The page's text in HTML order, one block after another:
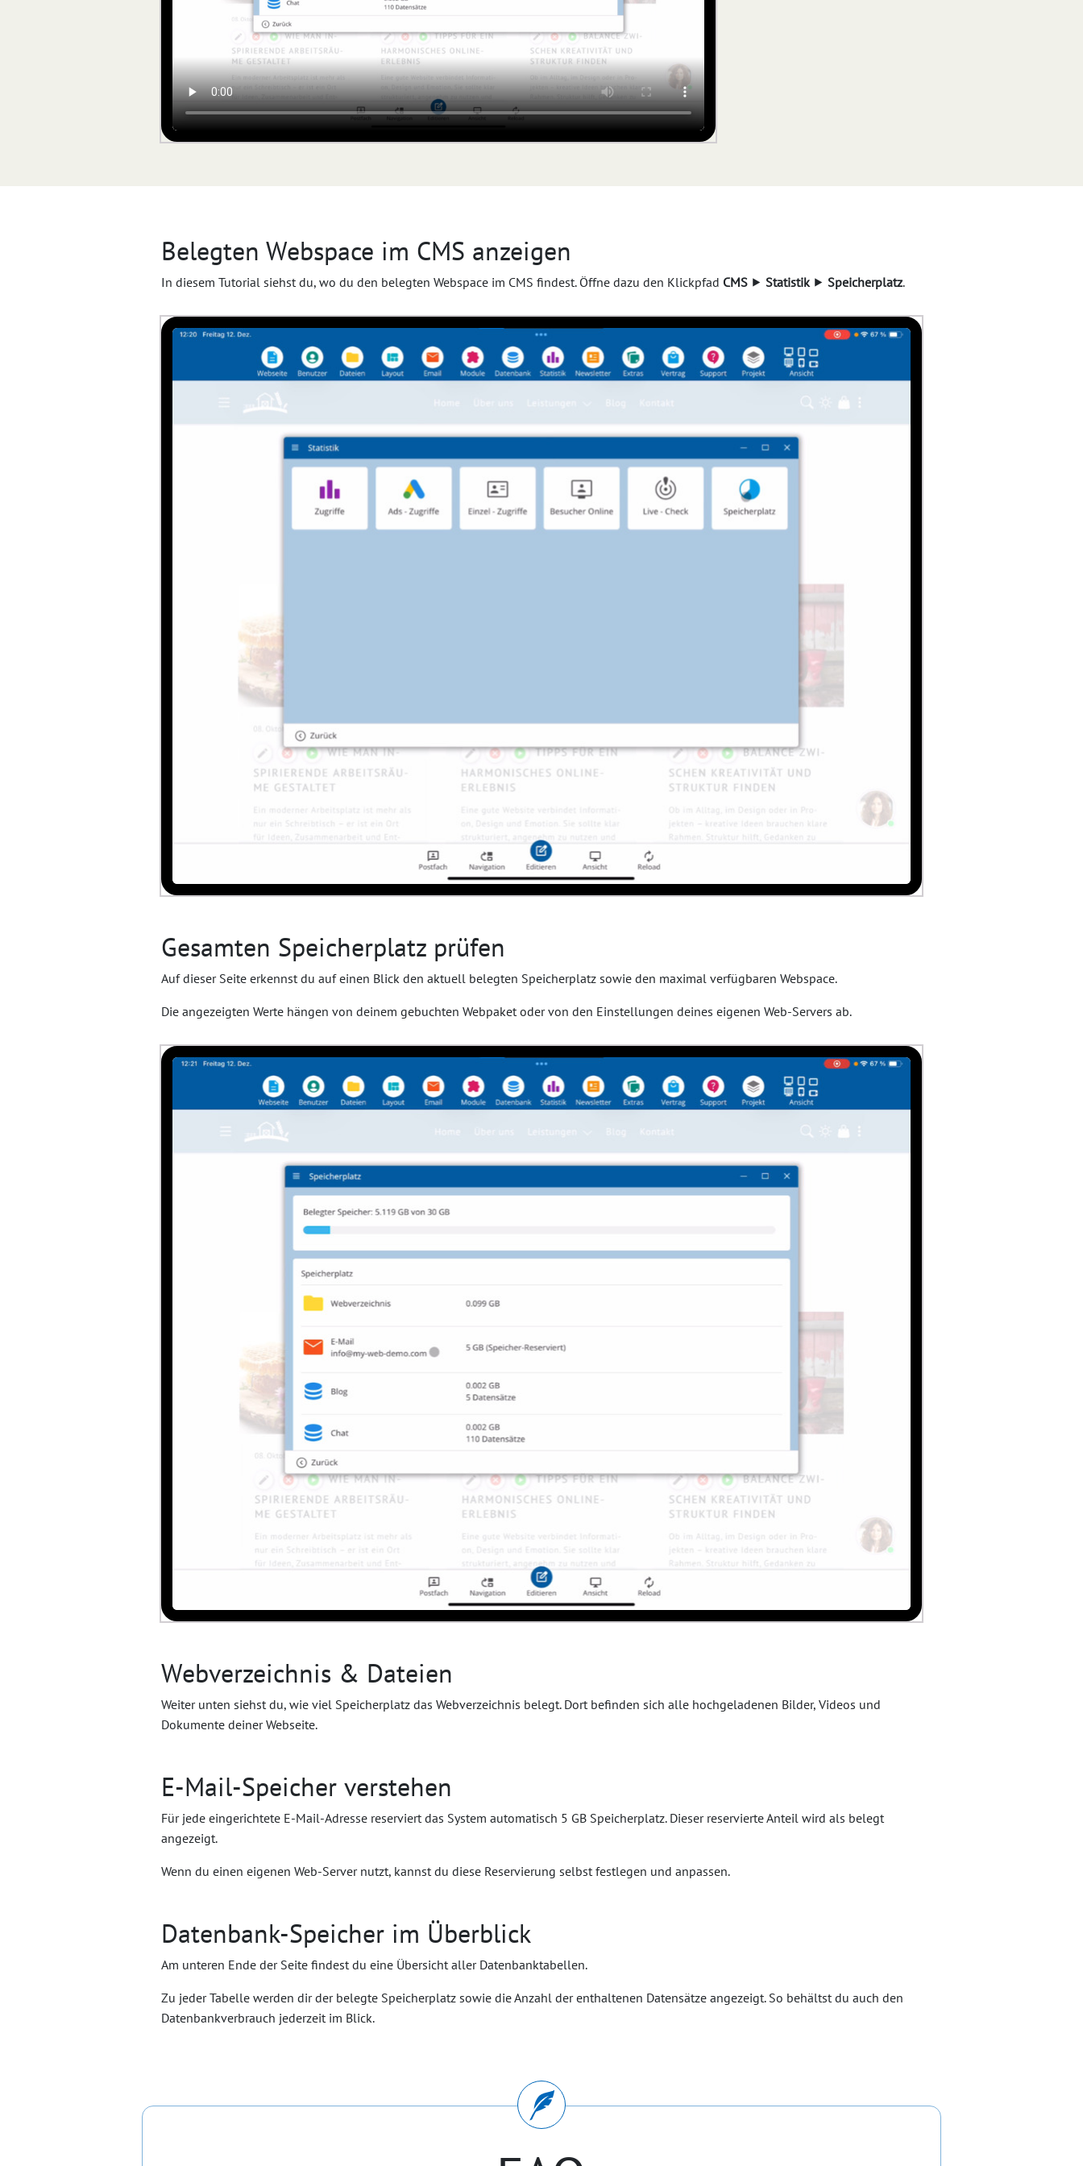
Belegten Webspace im CMS anzeigen
In diesem Tutorial siehst du, wo du den belegten Webspace im CMS findest. Öffne dazu den Klickpfad CMS ⯈ Statistik ⯈ Speicherplatz.
Gesamten Speicherplatz prüfen
Auf dieser Seite erkennst du auf einen Blick den aktuell belegten Speicherplatz sowie den maximal verfügbaren Webspace.
Die angezeigten Werte hängen von deinem gebuchten Webpaket oder von den Einstellungen deines eigenen Web-Servers ab.
Webverzeichnis & Dateien
Weiter unten siehst du, wie viel Speicherplatz das Webverzeichnis belegt. Dort befinden sich alle hochgeladenen Bilder, Videos und
Dokumente deiner Webseite.
E-Mail-Speicher verstehen
Für jede eingerichtete E-Mail-Adresse reserviert das System automatisch 5 GB Speicherplatz. Dieser reservierte Anteil wird als belegt
angezeigt.
Wenn du einen eigenen Web-Server nutzt, kannst du diese Reservierung selbst festlegen und anpassen.
Datenbank-Speicher im Überblick
Am unteren Ende der Seite findest du eine Übersicht aller Datenbanktabellen.
Zu jeder Tabelle werden dir der belegte Speicherplatz sowie die Anzahl der enthaltenen Datensätze angezeigt. So behältst du auch den
Datenbankverbrauch jederzeit im Blick.